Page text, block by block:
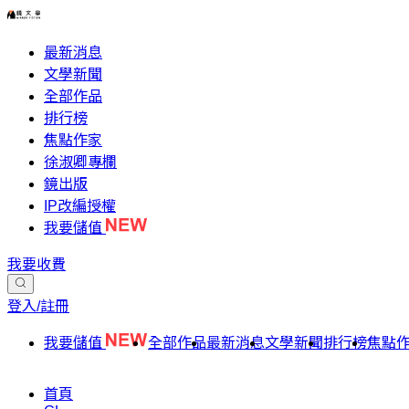
最新消息
文學新聞
全部作品
排行榜
焦點作家
徐淑卿專欄
鏡出版
IP改編授權
我要儲值
我要收費
登入/註冊
我要儲值 全部作品最新消息文學新聞排行榜焦點
首頁